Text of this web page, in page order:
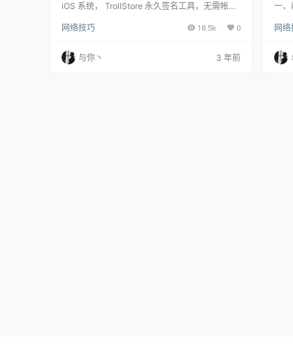
期，完全免费，必看
iOS 系统， TrollStore 永久签名工具，无需帐
后永不过期，完全免费，使用简单方便。 TrollSt
内容。 TrollStore 如何安装，如何使用，使用技
巧，一些常见问题和解决方法，一些注意事项等
网络技巧 18.5k 0
与你丶 3 年前
在
一、
通
有7
地解
网